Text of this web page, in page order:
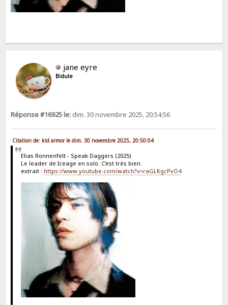
jane eyre
Bidule
Réponse #16925 le: dim. 30 novembre 2025, 20:54:56
Citation de: kid armor le dim. 30 novembre 2025, 20:50:04
Elias Ronnenfelt - Speak Daggers (2025)
Le leader de Iceage en solo. C'est très bien.
extrait : https://www.youtube.com/watch?v=raGLKgcPvO4